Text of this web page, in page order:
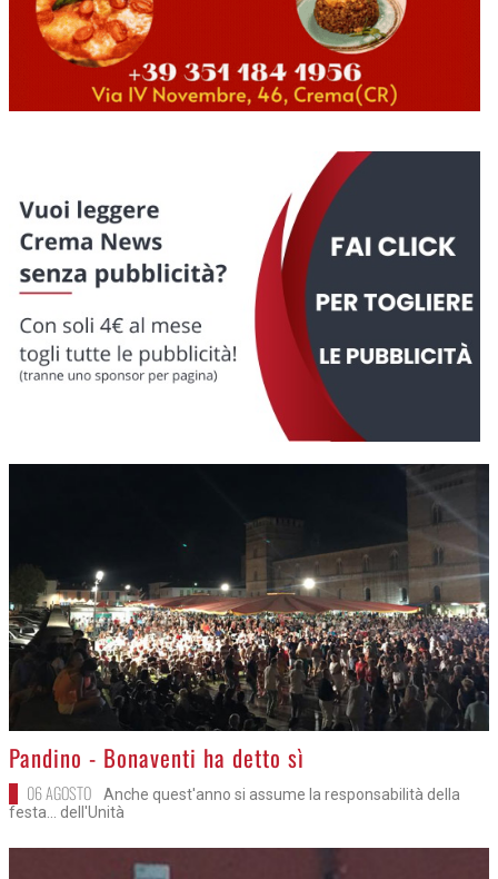
>
Pandino - Bonaventi ha detto sì
06 AGOSTO
Anche quest'anno si assume la responsabilità della
festa... dell'Unità